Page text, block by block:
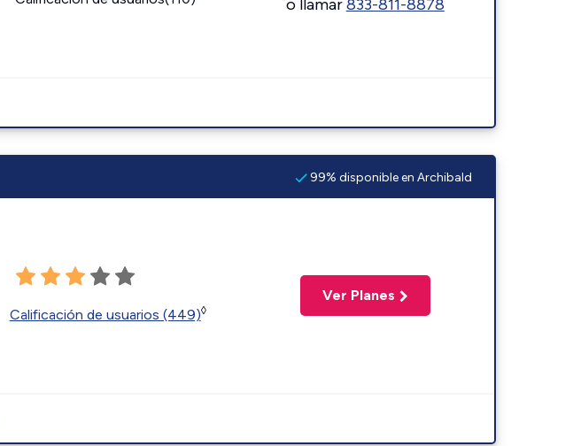
o llamar833-811-8878
99% disponible en Archibald
Calificación de usuarios (449)◊
Ver Planes